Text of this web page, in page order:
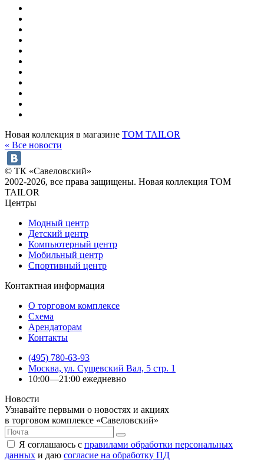
Новая коллекция в магазине TOM TAILOR
« Все новости
© ТК «Савеловский»
2002-2026, все права защищены. Новая коллекция TOM
TAILOR
Центры
Модный центр
Детский центр
Компьютерный центр
Мобильный центр
Спортивный центр
Контактная информация
О торговом комплексе
Схема
Арендаторам
Контакты
(495) 780-63-93
Москва, ул. Сущевский Вал, 5 стр. 1
10:00—21:00 ежедневно
Новости
Узнавайте первыми о новостях и акциях
в торговом комплексе «Савеловский»
Я соглашаюсь с правилами обработки персональных
данных и даю согласие на обработку ПД